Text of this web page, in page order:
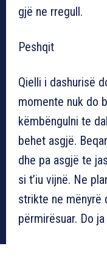
gjë ne rregull.
Peshqit
Qielli i dashurisë
momente nuk do
këmbëngulni te
behet asgjë.
dhe pa asgjë te
si t’iu vijnë. Ne
strikte ne mënyrë
përmirësuar. Do